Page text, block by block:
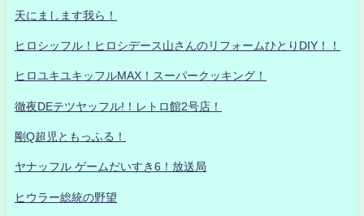
天にまします我ら！
ヒロシッフル！ヒロシデース山さんのリフォームひとりDIY！！
ヒロユキユキッフルMAX！スーパークッキング！
徹夜DEテツヤッフル!！レトロ館2号店！
剛Q超児ともっふる！
ヤナッフル ゲームだいすき6！放送局
ヒウラー総統の野望